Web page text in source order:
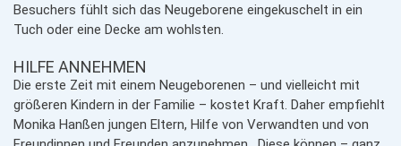
Besuchers fühlt sich das Neugeborene eingekuschelt in ein
Tuch oder eine Decke am wohlsten.
HILFE ANNEHMEN
Die erste Zeit mit einem Neugeborenen – und vielleicht mit
größeren Kindern in der Familie – kostet Kraft. Daher empfiehlt
Monika Hanßen jungen Eltern, Hilfe von Verwandten und von